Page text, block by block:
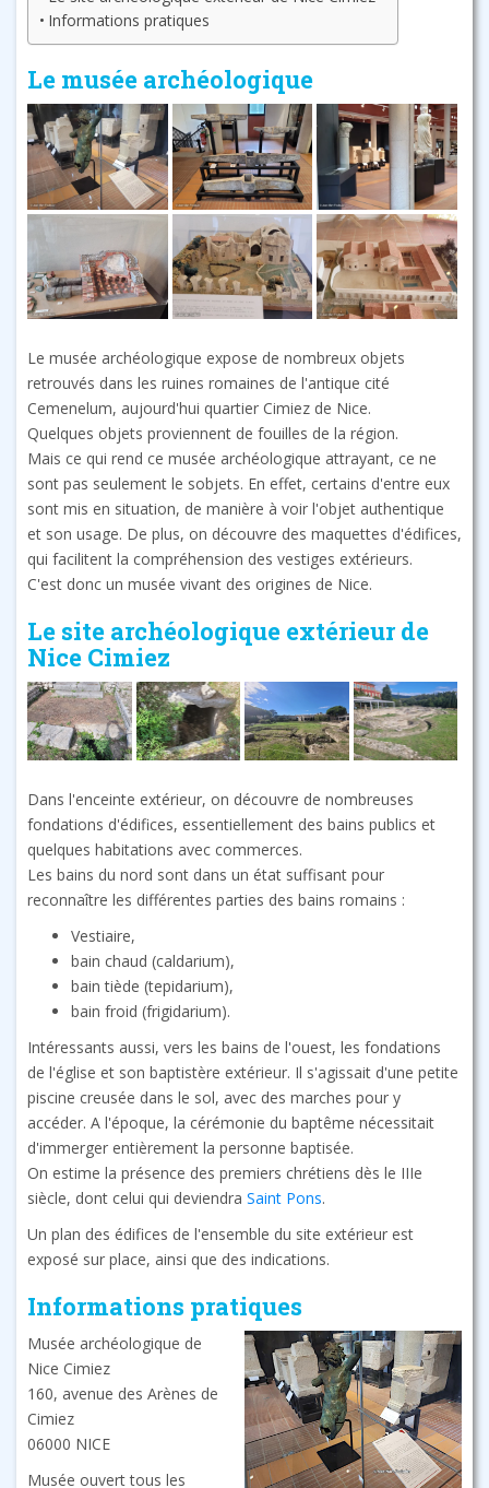
Informations pratiques
Le musée archéologique
Le musée archéologique expose de nombreux objets
retrouvés dans les ruines romaines de l'antique cité
Cemenelum, aujourd'hui quartier Cimiez de Nice.
Quelques objets proviennent de fouilles de la région.
Mais ce qui rend ce musée archéologique attrayant, ce ne
sont pas seulement le sobjets. En effet, certains d'entre eux
sont mis en situation, de manière à voir l'objet authentique
et son usage. De plus, on découvre des maquettes d'édifices,
qui facilitent la compréhension des vestiges extérieurs.
C'est donc un musée vivant des origines de Nice.
Le site archéologique extérieur de
Nice Cimiez
Dans l'enceinte extérieur, on découvre de nombreuses
fondations d'édifices, essentiellement des bains publics et
quelques habitations avec commerces.
Les bains du nord sont dans un état suffisant pour
reconnaître les différentes parties des bains romains :
Vestiaire,
bain chaud (caldarium),
bain tiède (tepidarium),
bain froid (frigidarium).
Intéressants aussi, vers les bains de l'ouest, les fondations
de l'église et son baptistère extérieur. Il s'agissait d'une petite
piscine creusée dans le sol, avec des marches pour y
accéder. A l'époque, la cérémonie du baptême nécessitait
d'immerger entièrement la personne baptisée.
On estime la présence des premiers chrétiens dès le IIIe
siècle, dont celui qui deviendra Saint Pons.
Un plan des édifices de l'ensemble du site extérieur est
exposé sur place, ainsi que des indications.
Informations pratiques
Musée archéologique de
Nice Cimiez
160, avenue des Arènes de
Cimiez
06000 NICE
Musée ouvert tous les